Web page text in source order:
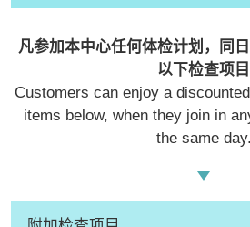
凡参加本中心任何体检计划，同
以下检查项目
Customers can enjoy a
items below, when they join in
the same day.